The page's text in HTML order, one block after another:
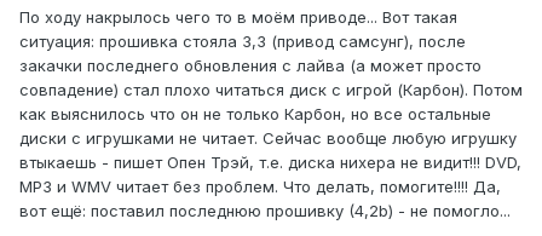
По ходу накрылось чего то в моём приводе... Вот такая
ситуация: прошивка стояла 3,3 (привод самсунг), после
закачки последнего обновления с лайва (а может просто
совпадение) стал плохо читаться диск с игрой (Карбон). Потом
как выяснилось что он не только Карбон, но все остальные
диски с игрушками не читает. Сейчас вообще любую игрушку
втыкаешь - пишет Опен Трэй, т.е. диска нихера не видит!!! DVD,
MP3 и WMV читает без проблем. Что делать, помогите!!!! Да,
вот ещё: поставил последнюю прошивку (4,2b) - не помогло...